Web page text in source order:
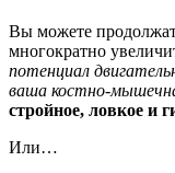
Вы можете
многократно
потенциал
ваша костно-
стройное, ловкое и
Или…